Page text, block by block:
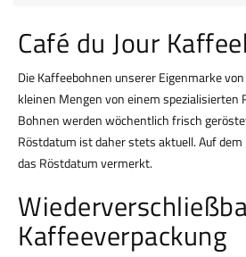
Café du Jour
Die Kaffeebohnen unserer Eigenmarke
kleinen Mengen von einem spezialisierten
Bohnen werden wöchentlich frisch
Röstdatum ist daher stets aktuell. Auf
das Röstdatum vermerkt.
Kaffeeverpackung